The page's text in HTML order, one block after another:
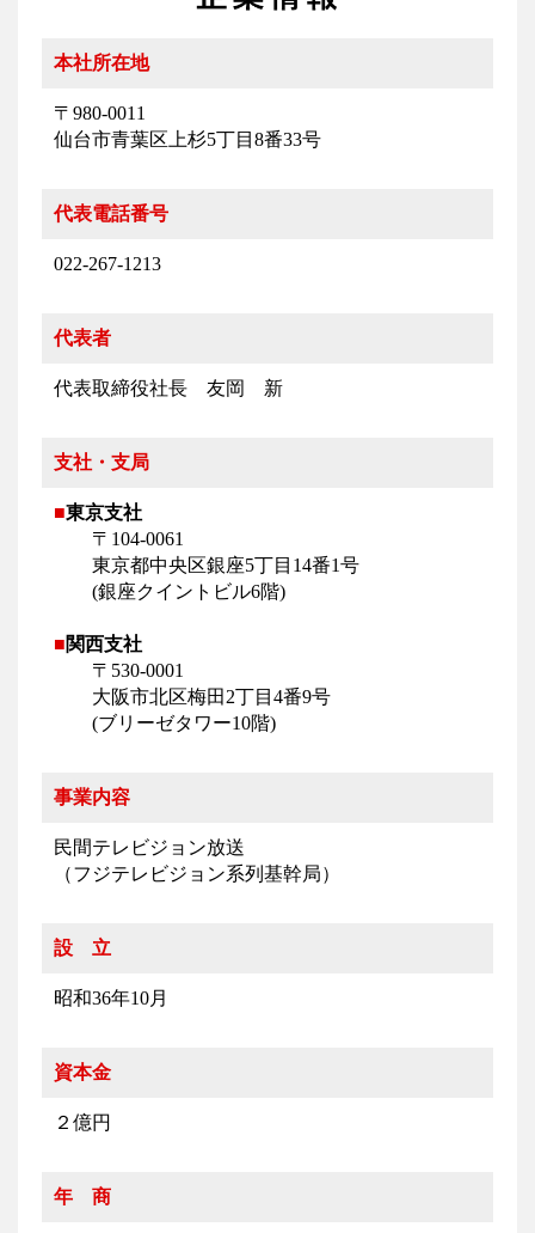
本社所在地
〒980-0011
仙台市青葉区上杉5丁目8番33号
代表電話番号
022-267-1213
代表者
代表取締役社長 友岡 新
支社・支局
■東京支社
〒104-0061
東京都中央区銀座5丁目14番1号
(銀座クイントビル6階)
■関西支社
〒530-0001
大阪市北区梅田2丁目4番9号
(ブリーゼタワー10階)
事業内容
民間テレビジョン放送
（フジテレビジョン系列基幹局）
設 立
昭和36年10月
資本金
２億円
年 商